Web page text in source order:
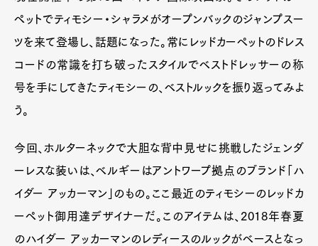
ペットでティモシー・シャラメがオープンバックのジャンプスー
ツを来て登場し、話題になった。常にレッドカーペットのドレス
コードの常識を打ち破ったスタイルでベストドレッサーの称
号を手にしてきたティモシーの、ベストルックを振り返ってみよ
う。
今回、ホルターネックで大胆な背中見せに挑戦したジェンダ
ーレスな装いは、ベルギーはアントワープ拠点のブランド「ハ
イダー アッカーマン」のもの。ここ最近のティモシーのレッドカ
ーペット御用達デザイナーだ。このアイテムは、2018年春夏
のハイダー アッカーマンのレディースのルックがベースとなっ